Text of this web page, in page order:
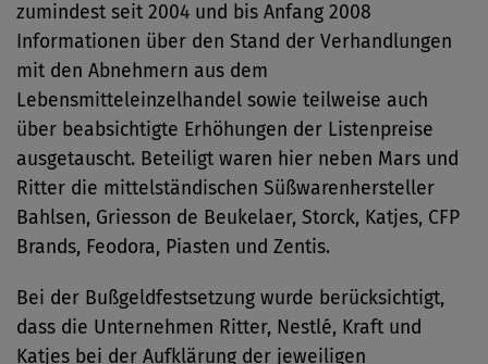
zumindest seit 2004 und bis Anfang 2008
Informationen über den Stand der Verhandlungen
mit den Abnehmern aus dem
Lebensmitteleinzelhandel sowie teilweise auch
über beabsichtigte Erhöhungen der Listenpreise
ausgetauscht. Beteiligt waren hier neben Mars und
Ritter die mittelständischen Süßwarenhersteller
Bahlsen, Griesson de Beukelaer, Storck, Katjes, CFP
Brands, Feodora, Piasten und Zentis.
Bei der Bußgeldfestsetzung wurde berücksichtigt,
dass die Unternehmen Ritter, Nestlé, Kraft und
Katjes bei der Aufklärung der jeweiligen